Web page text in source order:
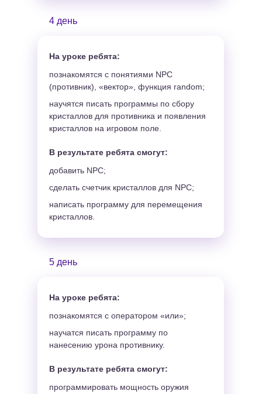
На уроке ребята:
На уроке ребята:
В результате ребята смогут:
В результате ребята смогут:
4 день
5 день
познакомятся с оператором «или»;
научатся писать программу по
нанесению урона противнику.
познакомятся с понятиями NPC
(противник), «вектор», функция random;
научятся писать программы по сбору
кристаллов для противника и появления
кристаллов на игровом поле.
программировать мощность оружия
добавить NPC;
сделать счетчик кристаллов для NPC;
написать программу для перемещения
кристаллов.